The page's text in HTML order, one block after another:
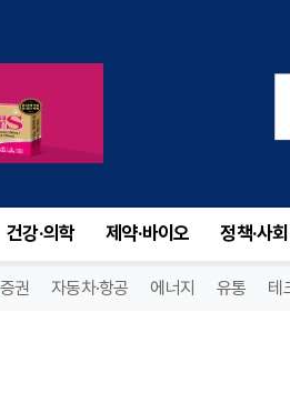
건강·의학 제약·바이오 정책·사회
권 자동차·항공 에너지 유통 테